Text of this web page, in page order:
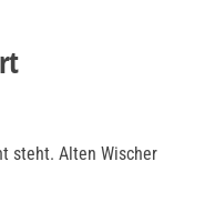
steht. Alten Wischer